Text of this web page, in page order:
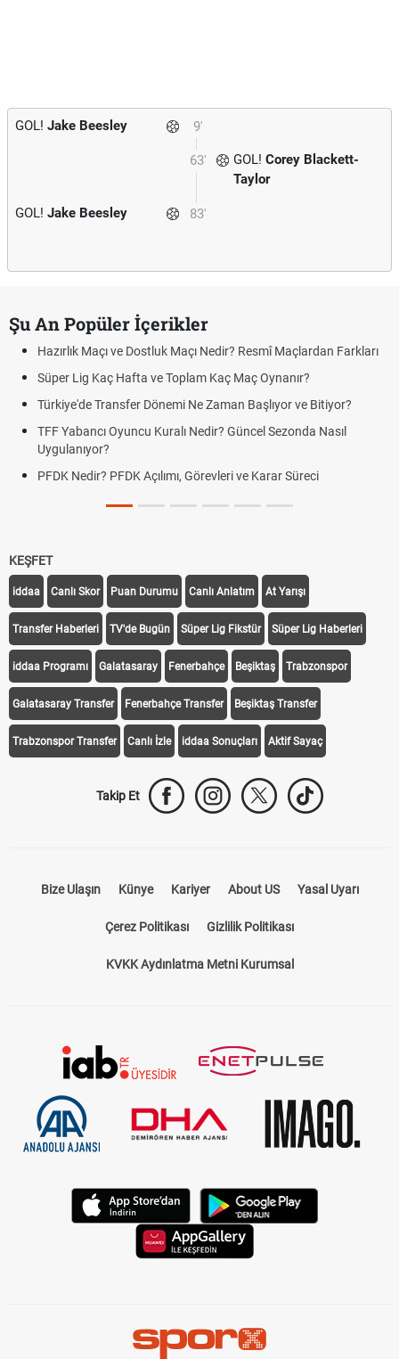
9'
GOL! Jake Beesley
63' GOL! Corey Blackett-
Taylor
83'
GOL! Jake Beesley
Şu An Popüler İçerikler
Hazırlık Maçı ve Dostluk Maçı Nedir? Resmî Maçlardan Farkları
Süper Lig Kaç Hafta ve Toplam Kaç Maç Oynanır?
Türkiye'de Transfer Dönemi Ne Zaman Başlıyor ve Bitiyor?
TFF Yabancı Oyuncu Kuralı Nedir? Güncel Sezonda Nasıl
Uygulanıyor?
PFDK Nedir? PFDK Açılımı, Görevleri ve Karar Süreci
KEŞFET
iddaa Canlı Skor Puan Durumu Canlı Anlatım At Yarışı
Transfer Haberleri TV'de Bugün Süper Lig Fikstür Süper Lig Haberleri
iddaa Programı Galatasaray Fenerbahçe Beşiktaş Trabzonspor
Galatasaray Transfer Fenerbahçe Transfer Beşiktaş Transfer
Trabzonspor Transfer Canlı İzle iddaa Sonuçları Aktif Sayaç
Takip Et
Bize Ulaşın Künye Kariyer About US Yasal Uyarı
Çerez Politikası Gizlilik Politikası
KVKK Aydınlatma Metni Kurumsal